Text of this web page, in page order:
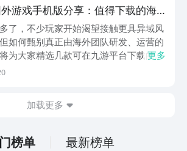
游戏手机版分享：值得下载的海
了，不少玩家开始渴望接触更具异域风
如何甄别真正由海外团队研发、运营的
为大家精选几款可在九游平台下载的正
作品均具备明确的海外开发背景与全球
更多
加载更多
榜单 最新榜单